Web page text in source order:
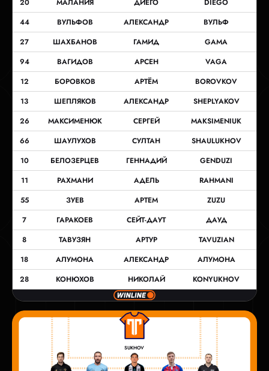
44
ВУЛЬФОВ АЛЕКСАНДР
ВУЛЬФ
27
ШАХБАНОВ ГАМИД
GAMA
94
ВАГИДОВ АРСЕН
VAGA
12
БОРОВКОВ АРТЁМ
BOROVKOV
13
ШЕПЛЯКОВ АЛЕКСАНДР
SHEPLYAKOV
26
МАКСИМЕНЮК СЕРГЕЙ
MAKSIMENIUK
66
ШАУЛУХОВ СУЛТАН
SHAULUKHOV
10
БЕЛОЗЕРЦЕВ ГЕННАДИЙ
GENDUZI
11
РАХМАНИ АДЕЛЬ
RAHMANI
55
ЗУЕВ АРТЕМ
ZUZU
7
ГАРАКОЕВ СЕЙТ-ДАУТ
ДАУД
8
ТАВУЗЯН АРТУР
TAVUZIAN
18
АЛУМОНА АЛЕКСАНДР
АЛУМОНА
28
КОНЮХОВ НИКОЛАЙ KONYUKHOV
SUKHOV